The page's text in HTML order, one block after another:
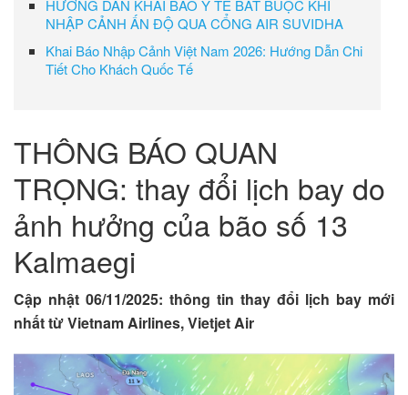
HƯỚNG DẪN KHAI BÁO Y TẾ BẮT BUỘC KHI
NHẬP CẢNH ẤN ĐỘ QUA CỔNG AIR SUVIDHA
Khai Báo Nhập Cảnh Việt Nam 2026: Hướng Dẫn Chi
Tiết Cho Khách Quốc Tế
THÔNG BÁO QUAN
TRỌNG: thay đổi lịch bay do
ảnh hưởng của bão số 13
Kalmaegi
Cập nhật 06/11/2025: thông tin thay đổi lịch bay mới
nhất từ Vietnam Airlines, Vietjet Air